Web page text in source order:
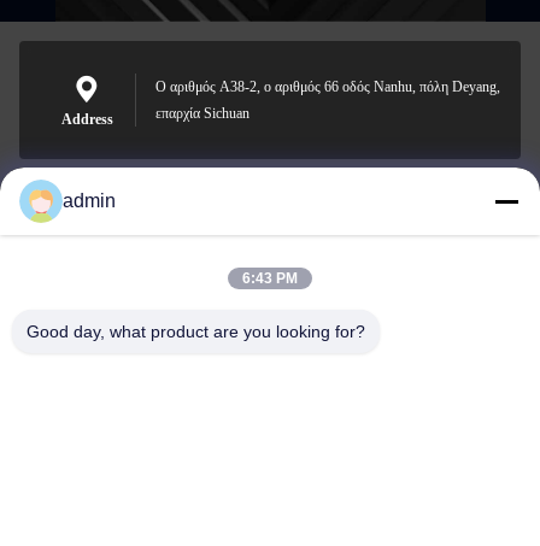
Address
Ο αριθμός A38-2, ο αριθμός 66 οδός Nanhu, πόλη Deyang,
επαρχία Sichuan
Nero@enlaibio.com
admin
6:43 PM
Good day, what product are you looking for?